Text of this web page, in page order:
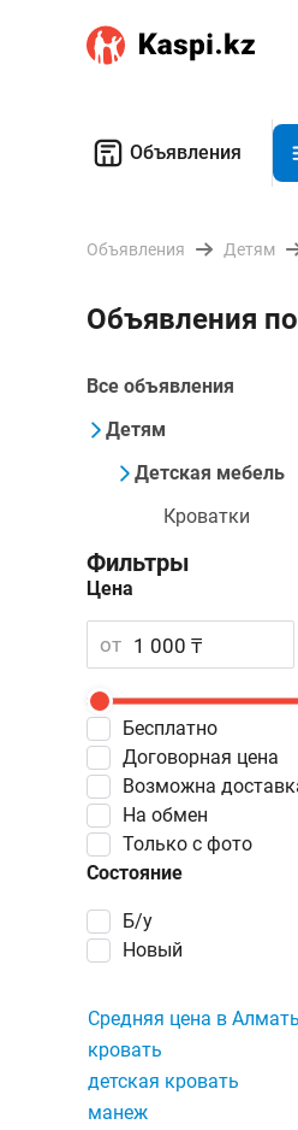
Объявления
Объявления Детям
Объявления
Все объявления
Детям
Детская мебель
Кроватки
Фильтры
Цена
от
Бесплатно
Договорная цена
Возможна
Состояние
Б/у
Новый
На обмен
Только с фото
Средняя цена в
кровать
детская кровать
манеж